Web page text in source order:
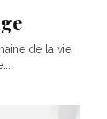
de la vie